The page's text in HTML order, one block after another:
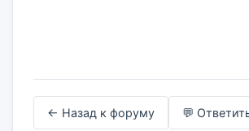
← Назад к форуму 💬